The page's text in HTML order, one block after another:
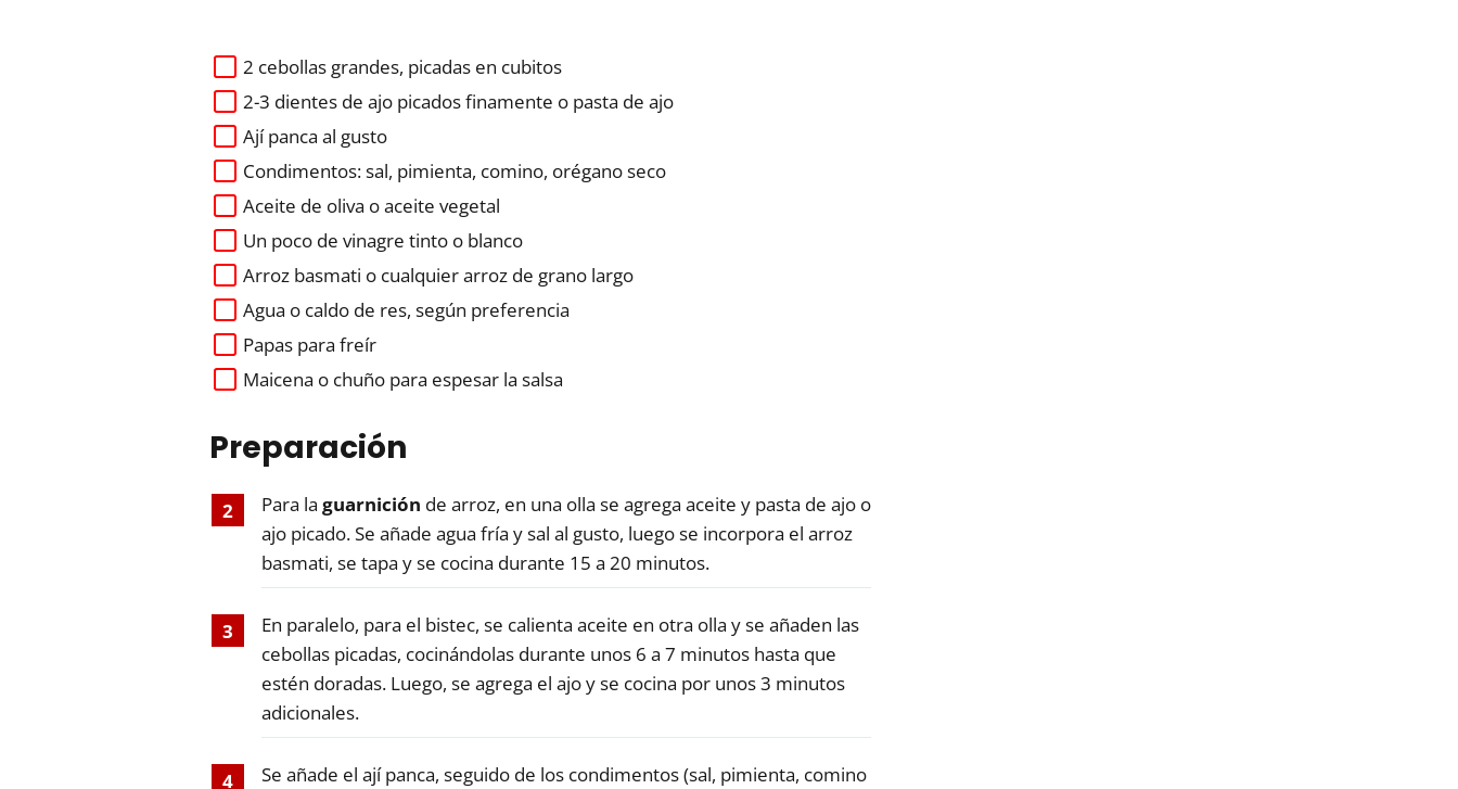
2 cebollas grandes, picadas en cubitos
2-3 dientes de ajo picados finamente o pasta de ajo
Ají panca al gusto
Condimentos: sal, pimienta, comino, orégano seco
Aceite de oliva o aceite vegetal
Un poco de vinagre tinto o blanco
Arroz basmati o cualquier arroz de grano largo
Agua o caldo de res, según preferencia
Papas para freír
Maicena o chuño para espesar la salsa
Preparación
Para la guarnición de arroz, en una olla se agrega aceite y pasta de ajo o
ajo picado. Se añade agua fría y sal al gusto, luego se incorpora el arroz
basmati, se tapa y se cocina durante 15 a 20 minutos.
En paralelo, para el bistec, se calienta aceite en otra olla y se añaden las
cebollas picadas, cocinándolas durante unos 6 a 7 minutos hasta que
estén doradas. Luego, se agrega el ajo y se cocina por unos 3 minutos
adicionales.
Se añade el ají panca, seguido de los condimentos (sal, pimienta, comino